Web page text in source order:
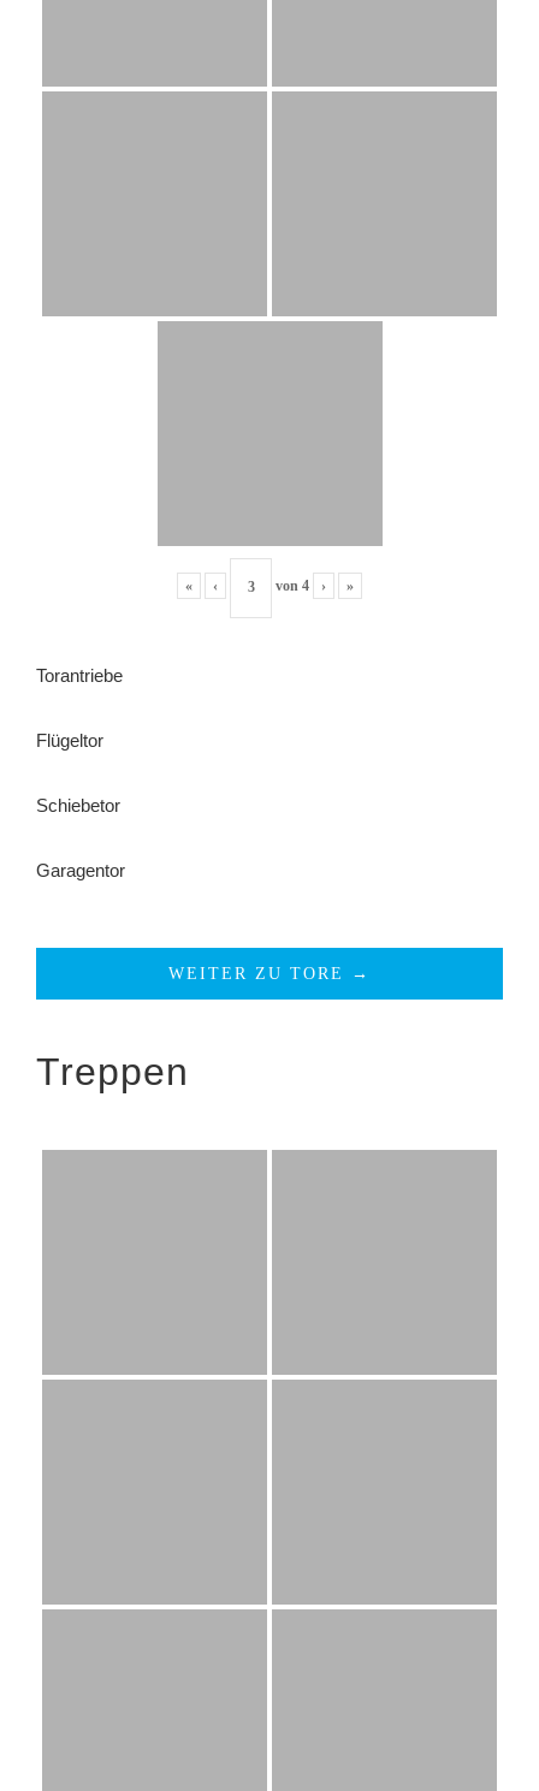
« ‹ von 4 › »
Torantriebe
Flügeltor
Schiebetor
Garagentor
WEITER ZU TORE →
Treppen